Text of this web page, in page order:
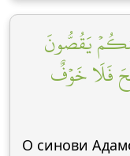
يَقُصُّونَ
فَلَا خَوۡفٌ
О синови